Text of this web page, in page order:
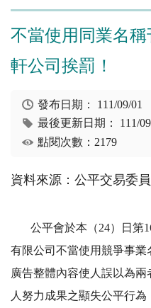
不當使用同業名
軒公司挨罰！
發布日期： 111/09/01
最後更新日期： 111/
點閱次數：2179
資料來源：公平交易委
公平會於本（24）日第
有限公司不當使用競爭事
廣告整體內容使人誤以為
人努力成果之顯失公平行